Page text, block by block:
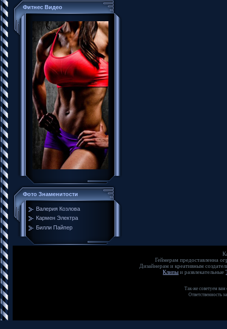
Фитнес Видео
Фото Знаменитости
Валерия Козлова
Кармен Электра
Билли Пайпер
Геймерам предоставленна
Дизайнерам и креативным
Клипы и развлекательные
Так-же советуем
Ответственность